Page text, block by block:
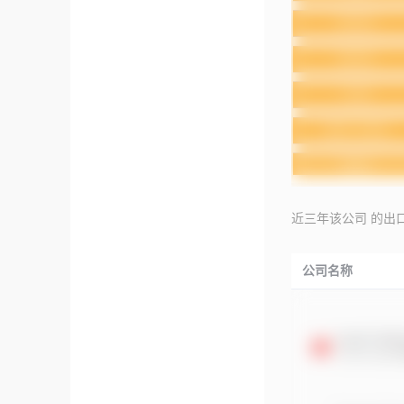
近三年该公司 的出
公司名称